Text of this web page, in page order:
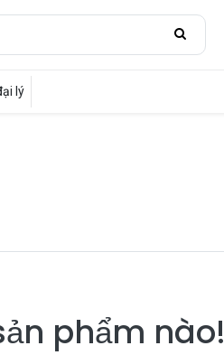
lý
phẩm nào!